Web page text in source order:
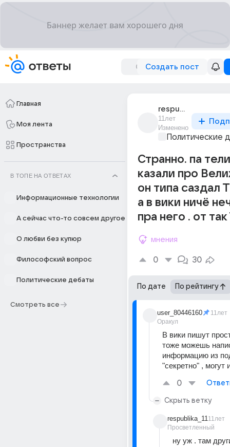
Создать пост
Главная
Моя лента
Пространства
В ТОПЕ НА ОТВЕТАХ
Информационные технологии
А сейчас что-то совсем другое
О любви без купюр
Философский вопрос
Политические дебаты
Смотреть все
respublika_11
11лет
Изменено
Политические
Странно. па
казали про
он типа
а в вики ничё
пра него . от
мнения
0 30
По дате По рейтингу
user_80446160
Оракул
11лет
В вики пишут
тоже можешь
информацию из
"секретно" , могут
0
Скрыть ветку
respublika_11
Просветленный
11лет
ну уж . там